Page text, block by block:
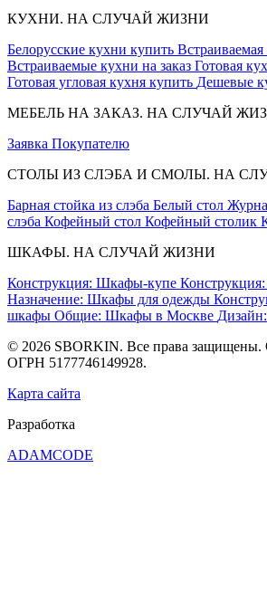
КУХНИ. НА СЛУЧАЙ ЖИЗНИ
Белорусские кухни купить
Встраиваемые кухни на заказ Готовая
Готовая угловая кухня купить Дешевые
МЕБЕЛЬ НА ЗАКАЗ. НА СЛУЧАЙ
Заявка Покупателю
СТОЛЫ ИЗ СЛЭБА И СМОЛЫ. НА
Барная стойка из слэба Белый стол
слэба Кофейный стол Кофейный столик
ШКАФЫ. НА СЛУЧАЙ ЖИЗНИ
Конструкция: Шкафы-купе
Назначение: Шкафы для одежды
шкафы Общие: Шкафы в Москве
© 2026 SBORKIN. Все права
ОГРН 5177746149928.
Карта сайта
Разработка
ADAMCODE